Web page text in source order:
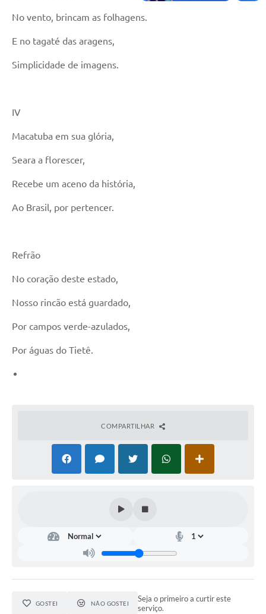
No vento, brincam as folhagens.
E no tagaté das aragens,
Simplicidade de imagens.
IV
Macatuba em sua glória,
Seara a florescer,
Recebe um aceno da história,
Ao Brasil, por pertencer.
Refrão
No coração deste estado,
Nosso rincão está guardado,
Por campos verde-azulados,
Por águas do Tietê.
COMPARTILHAR
GOSTEI NÃO GOSTEI
Seja o primeiro a curtir este
serviço.